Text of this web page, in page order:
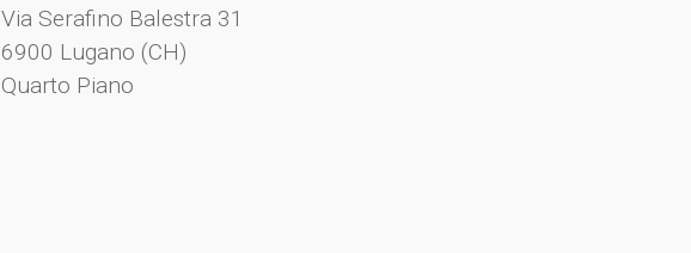
Via Serafino Balestra 31
6900 Lugano (CH)
Quarto Piano